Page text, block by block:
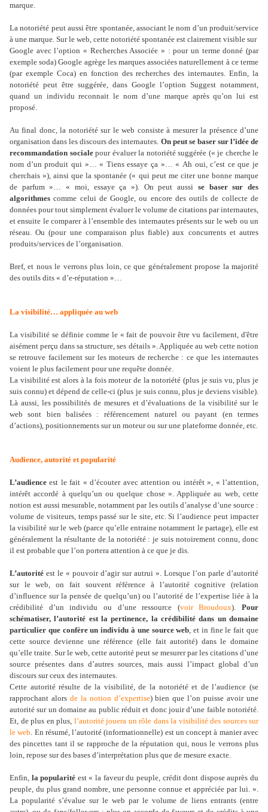
marque.
La notoriété peut aussi être spontanée, associant le nom d’un produit/service
à une marque. Sur le web, cette notoriété spontanée est clairement visible sur
Google avec l’option « Recherches Associée » : pour un terme donné (par
exemple soda) Google agrège les marques associées naturellement à ce terme
(par exemple Coca) en fonction des recherches des internautes. Enfin, la
notoriété peut être suggérée, dans Google l’option Suggest notamment,
quand un individu reconnait le nom d’une marque après qu’on lui est
proposé.
Au final donc, la notoriété sur le web consiste à mesurer la présence d’une
organisation dans les discours des internautes. On peut se baser sur l’idée de
recommandation socialepour évaluer la notoriété suggérée (« je cherche le
nom d’un produit qui »… « Tiens essaye ça »… « Ah oui, c’est ce que je
cherchais »), ainsi que la spontanée (« qui peut me citer une bonne marque
de parfum »… « moi, essaye ça »). On peut aussi se baser sur des
algorithmes comme celui de Google, ou encore des outils de collecte de
données pour tout simplement évaluer le volume de citations par internautes,
et ensuite le comparer à l’ensemble des internautes présents sur le web ou un
réseau. Ou (pour une comparaison plus fiable) aux concurrents et autres
produits/services de l’organisation.
Bref, et nous le verrons plus loin, ce que généralement propose la majorité
des outils dits « d’e-réputation »…
La visibilité… appliquée au web
La visibilité se définie comme le « fait de pouvoir être vu facilement, d'être
aisément perçu dans sa structure, ses détails ». Appliquée au web cette notion
se retrouve facilement sur les moteurs de recherche : ce que les internautes
voient le plus facilement pour une requête donnée.
La visibilité est alors à la fois moteur de la notoriété (plus je suis vu, plus je
suis connu) et dépend de celle-ci (plus je suis connu, plus je deviens visible).
Là aussi, les possibilités de mesures et d’évaluations de la visibilité sur le
web sont bien balisées : référencement naturel ou payant (en termes
d’actions), positionnements sur un moteur ou sur une plateforme donnée, etc.
Audience, autorité et popularité
L’audience est le fait « d’écouter avec attention ou intérêt », « l’attention,
intérêt accordé à quelqu’un ou quelque chose ». Appliquée au web, cette
notion est aussi mesurable, notamment par les outils d’analyse d’une source :
volume de visiteurs, temps passé sur le site, etc. Si l’audience peut impacter
la visibilité sur le web (parce qu’elle entraine notamment le partage), elle est
généralement la résultante de la notoriété : je suis notoirement connu, donc
il est probable que l’on portera attention à ce que je dis.
L’autorité est le « pouvoir d’agir sur autrui ». Lorsque l’on parle d’autorité
sur le web, on fait souvent référence à l’autorité cognitive (relation
d’influence sur la pensée de quelqu’un) ou l’autorité de l’expertise liée à la
crédibilité d’un individu ou d’une ressource (voir Broudoux). Pour
schématiser, l’autorité est la pertinence, la crédibilité dans un domaine
particulier que confère un individu à une source web, et in fine le fait que
cette source devienne une référence (elle fait autorité) dans le domaine
qu’elle traite. Sur le web, cette autorité peut se mesurer par les citations d’une
source présentes dans d’autres sources, mais aussi l’impact global d’un
discours sur ceux des internautes.
Cette autorité résulte de la visibilité, de la notoriété et de l’audience (se
rapprochant alors de la notion d’expertise) bien que l’on puisse avoir une
autorité sur un domaine au public réduit et donc jouir d’une faible notoriété.
Et, de plus en plus, l’autorité jouera un rôle dans la visibilité des sources sur
le web. En résumé, l’autorité (informationnelle) est un concept à manier avec
des pincettes tant il se rapproche de la réputation qui, nous le verrons plus
loin, repose sur des bases d’interprétation plus que de mesure exacte.
Enfin, la popularité est « la faveur du peuple, crédit dont dispose auprès du
peuple, du plus grand nombre, une personne connue et appréciée par lui. ».
La popularité s’évalue sur le web par le volume de liens entrants (entre